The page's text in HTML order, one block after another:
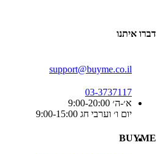
דברו איתנו
support@buyme.co.il
03-3737117
א׳-ה׳ 9:00-20:00
יום ו׳ וערבי חג 9:00-15:00
BUYME